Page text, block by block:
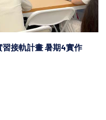
習接軌計畫 暑期4實作